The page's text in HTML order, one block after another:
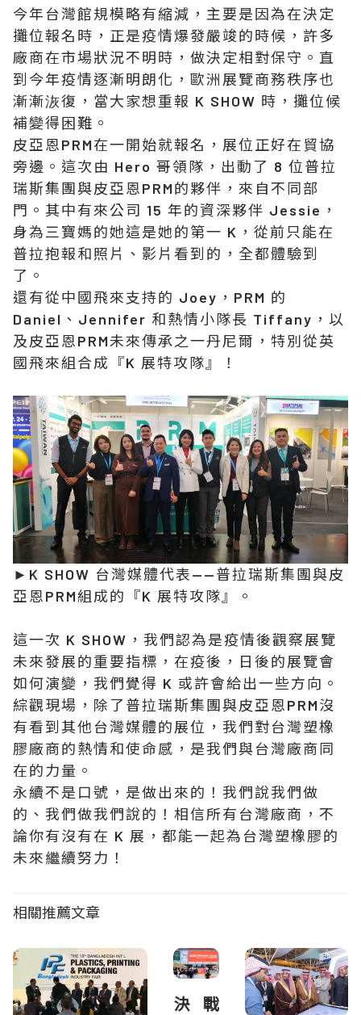
今年台灣館規模略有縮減，主要是因為在決定
攤位報名時，正是疫情爆發嚴竣的時候，許多
廠商在市場狀況不明時，做決定相對保守。直
到今年疫情逐漸明朗化，歐洲展覽商務秩序也
漸漸洃復，當大家想重報 K SHOW 時，攤位候
補變得困難。
皮亞恩PRM在一開始就報名，展位正好在貿協
旁邊。這次由 Hero 哥領隊，出動了 8 位普拉
瑞斯集團與皮亞恩PRM的夥伴，來自不同部
門。其中有來公司 15 年的資深夥伴 Jessie，
身為三寶媽的她這是她的第一 K，從前只能在
普拉抱報和照片、影片看到的，全都體驗到
了。
還有從中國飛來支持的 Joey，PRM 的
Daniel、Jennifer 和熱情小隊長 Tiffany，以
及皮亞恩PRM未來傳承之一丹尼爾，特別從英
國飛來組合成『K 展特攻隊』！
►K SHOW 台灣媒體代表——普拉瑞斯集團與皮
亞恩PRM組成的『K 展特攻隊』。
這一次 K SHOW，我們認為是疫情後觀察展覽
未來發展的重要指標，在疫後，日後的展覽會
如何演變，我們覺得 K 或許會給出一些方向。
綜觀現場，除了普拉瑞斯集團與皮亞恩PRM沒
有看到其他台灣媒體的展位，我們對台灣塑橡
膠廠商的熱情和使命感，是我們與台灣廠商同
在的力量。
永續不是口號，是做出來的！我們說我們做
的、我們做我們說的！相信所有台灣廠商，不
論你有沒有在 K 展，都能一起為台灣塑橡膠的
未來繼續努力！
相關推薦文章
決戰